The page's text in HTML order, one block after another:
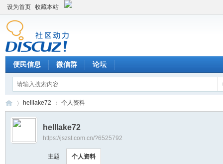
设为首页 收藏本站
便民信息 微信群 论坛
›
helllake72 个人资料
helllake72
https://jszst.com.cn/?6525792
主题 个人资料